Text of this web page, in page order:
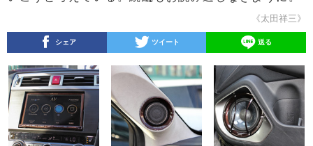
《太田祥三》
シェア ツイート 送る